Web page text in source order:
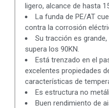
ligero, alcance de hasta
La funda de PE/AT
contra la corrosión
Su tracción es
supera los 90KN.
Está trenzado en el
excelentes propiedades
características de
Es estructura no
Buen rendimiento de